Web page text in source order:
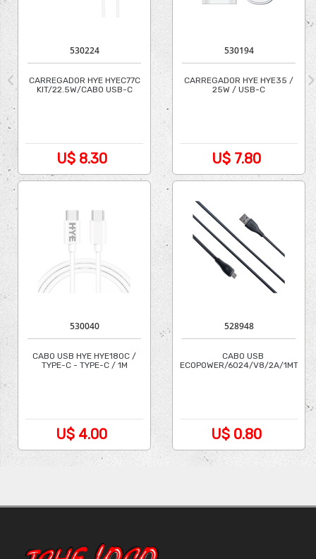
530224
CARREGADOR HYE HYEC77C
KIT/22.5W/CABO USB-C
U$ 8.30
530194
CARREGADOR HYE HYE35 /
25W / USB-C
U$ 7.80
530040
CABO USB HYE HYE180C /
TYPE-C - TYPE-C / 1M
U$ 4.00
528948
CABO USB
ECOPOWER/6024/V8/2A/1MTR.
U$ 0.80